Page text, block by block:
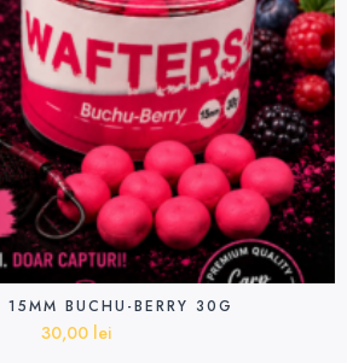
15MM BUCHU-BERRY 30G
30,00 lei